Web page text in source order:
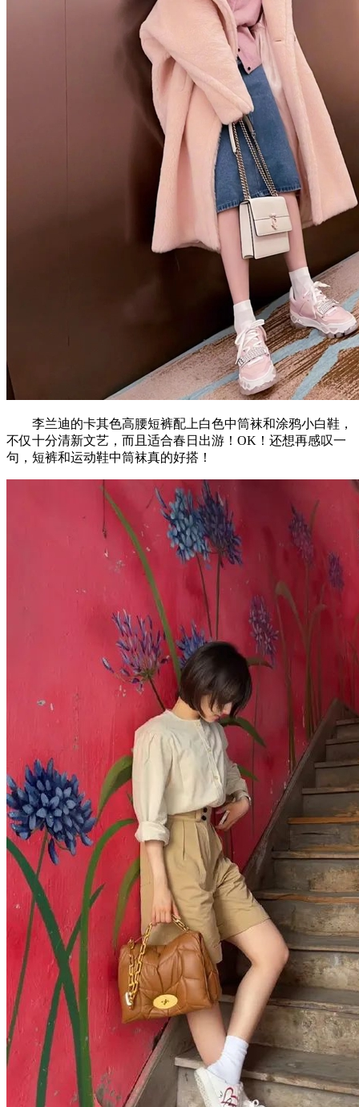
李兰迪的卡其色高腰短裤配上白色中筒袜和涂鸦小白鞋，
不仅十分清新文艺，而且适合春日出游！OK！还想再感叹一
句，短裤和运动鞋中筒袜真的好搭！